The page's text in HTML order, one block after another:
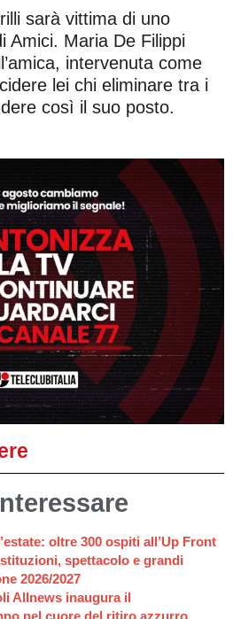
sarà vittima di uno
Amici. Maria De Filippi
intervenuta come
lei chi eliminare tra i
così il suo posto.
oltre 300 ospiti all’Up Front
spettacolo e grandi
2026/2027
Allnews inaugura il
nel cuore del ritiro azzurro